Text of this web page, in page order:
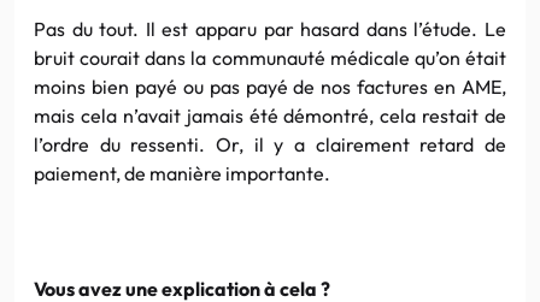
Pas du tout. Il est apparu par hasard dans l’étude. Le
bruit courait dans la communauté médicale qu’on était
moins bien payé ou pas payé de nos factures en AME,
mais cela n’avait jamais été démontré, cela restait de
l’ordre du ressenti. Or, il y a clairement retard de
paiement, de manière importante.
Vous avez une explication à cela ?